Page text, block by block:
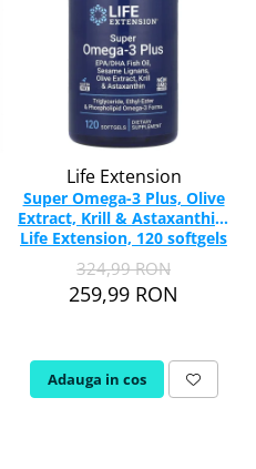
Life Extension
Super Omega-3 Plus, Olive
Extract, Krill & Astaxanthin,
Life Extension, 120 softgels
324,99 RON
259,99 RON
Adauga in cos